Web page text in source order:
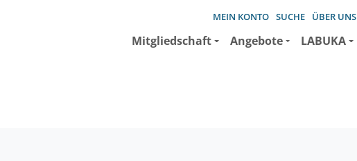
MEIN KONTO SUCHE ÜBER UNS
Mitgliedschaft Angebote LABUKA